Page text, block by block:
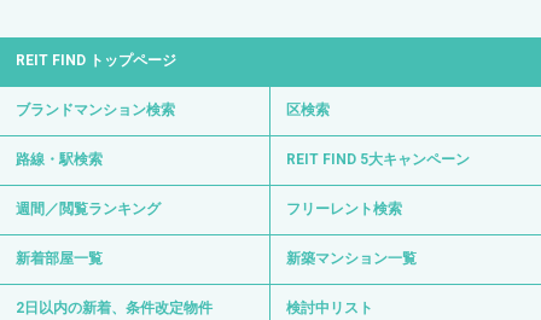
REIT FIND トップページ
ブランドマンション検索 区検索
路線・駅検索 REIT FIND 5大キャンペーン
週間／閲覧ランキング フリーレント検索
新着部屋一覧 新築マンション一覧
2日以内の新着、条件改定物件 検討中リスト